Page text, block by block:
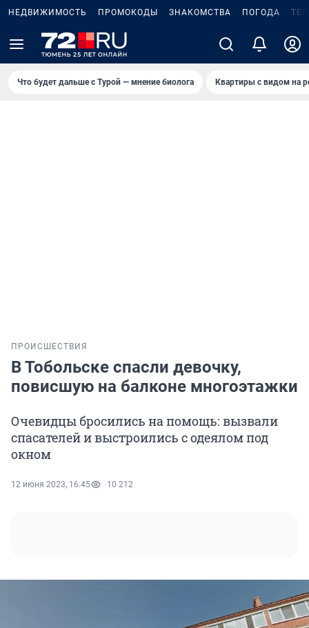
НЕДВИЖИМОСТЬ ПРОМОКОДЫ ЗНАКОМСТВА ПОГОДА
Что будет дальше с Турой — мнение биолога Квартиры с видом на
ПРОИСШЕСТВИЯ
В Тобольске спасли девочку,
повисшую на балконе многоэтажки
Очевидцы бросились на помощь: вызвали
спасателей и выстроились с одеялом под
окном
12 июня 2023, 16:45 10 212